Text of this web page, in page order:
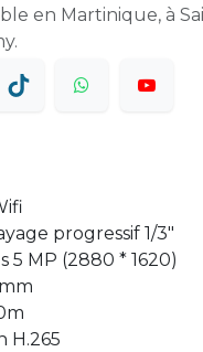
en Martinique, à
progressif 1/3"
5 MP (2880 * 1620)
H.265